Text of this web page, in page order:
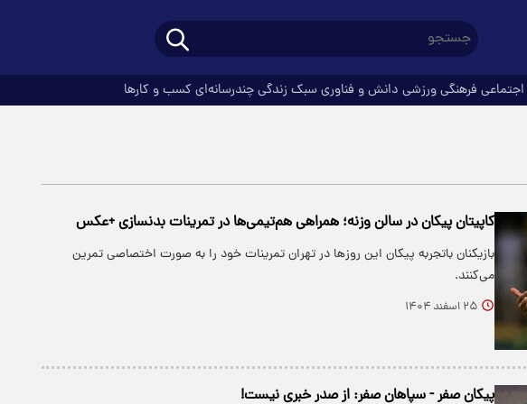
اجتماعی فرهنگیورزشی دانش و فناوری سبک زندگیچندرسانه‌ای کسب و کارها
کاپیتان پیکان در سالن وزنه؛ همراهی هم‌تیمی‌ها در تمرینات بدنسازی +عکس
بازیکنان باتجربه پیکان این روزها در تهران تمرینات خود را به صورت اختصاصی تمرین
می‌کنند.
۲۵ اسفند ۱۴۰۴
پیکان صفر - سپاهان صفر: از صدر خبری نیست!